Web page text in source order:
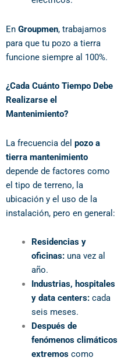
En Groupmen, trabajamos
para que tu pozo a tierra
funcione siempre al 100%.
¿Cada Cuánto Tiempo Debe
Realizarse el
Mantenimiento?
La frecuencia del pozo a
tierra mantenimiento
depende de factores como
el tipo de terreno, la
ubicación y el uso de la
instalación, pero en general:
Residencias y
oficinas:una vez al
año.
Industrias, hospitales
y data centers:cada
seis meses.
Después de
fenómenos climáticos
extremoscomo